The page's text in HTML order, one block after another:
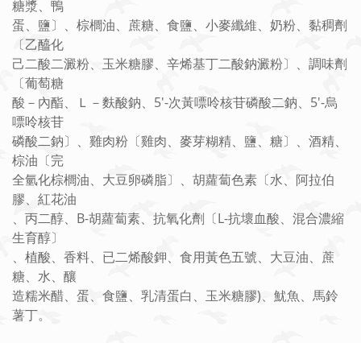
糖漿、鴨
蛋、鹽〕、棕櫚油、蔗糖、食鹽、小麥纖維、奶粉、黏稠劑
〔乙醯化
己二酸二澱粉、玉米糖膠、辛烯基丁二酸鈉澱粉〕、調味劑
〔葡萄糖
酸－內酯、Ｌ－麩酸鈉、5'-次黃嘌呤核苷磷酸二鈉、5'-烏
嘌呤核苷
磷酸二鈉〕、雞肉粉〔雞肉、麥芽糊精、鹽、糖〕、酒精、
棕油〔完
全氫化棕櫚油、大豆卵磷脂〕、胡蘿蔔色素〔水、阿拉伯
膠、紅花油
、丙二醇、B-胡蘿蔔素、抗氧化劑〔L-抗壞血酸、混合濃縮
生育醇〕
、植酸、香料、已二烯酸鉀、食用黃色五號、大豆油、蔗
糖、水、釀
造糯米醋、蛋、食鹽、乳清蛋白、玉米糖膠)、魷魚、馬鈴
薯丁。